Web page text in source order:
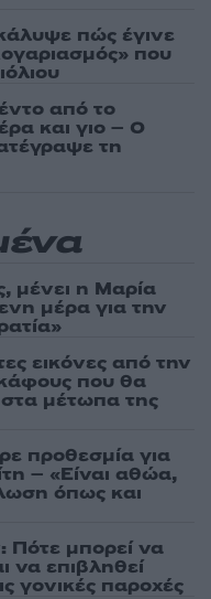
πώς έγινε
που
από το
και γιο – Ο
τη
μένει η Μαρία
μέρα για την
εικόνες από την
που θα
στα μέτωπα της
προθεσμία για
– «Είναι αθώα,
όπως και
μπορεί να
να επιβληθεί
γονικές παροχές